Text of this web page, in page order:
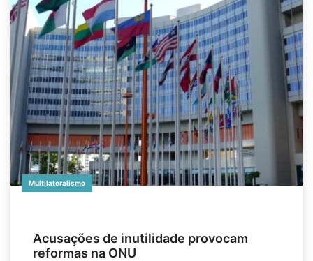
Multilateralismo
Acusações de inutilidade provocam
reformas na ONU